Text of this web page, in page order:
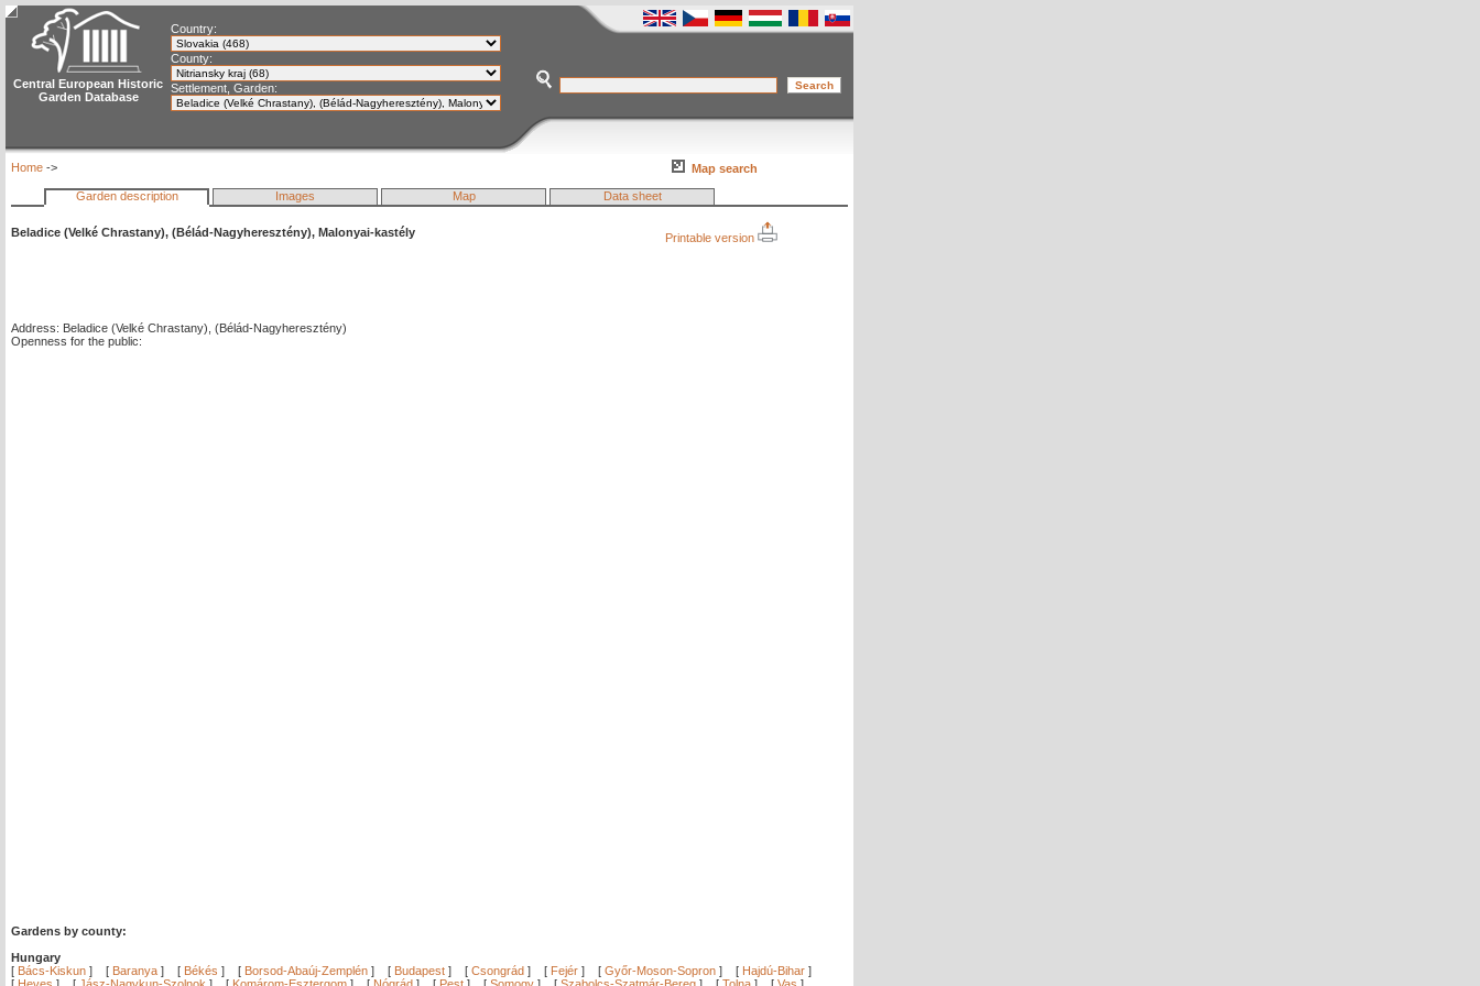
Central European Historic
Garden Database
Country:
County:
Settlement, Garden:
Home -> Map search
Garden description Images Map Data sheet
Beladice (Velké Chrastany), (Bélád-Nagyheresztény), Malonyai-kastély Printable version
Address: Beladice (Velké Chrastany), (Bélád-Nagyheresztény)
Openness for the public:
Gardens by county:
Hungary
[ Bács-Kiskun ] [ Baranya ] [ Békés ] [ Borsod-Abaúj-Zemplén ] [ Budapest ] [ Csongrád ] [ Fejér ] [ Győr-Moson-Sopron ] [ Hajdú-Bihar ]